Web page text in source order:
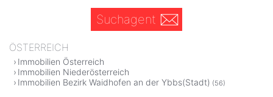
Suchagent
ÖSTERREICH
Immobilien Österreich
Immobilien Niederösterreich
Immobilien Bezirk Waidhofen an der Ybbs(Stadt) (56)